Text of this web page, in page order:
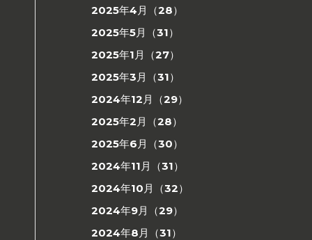
2025年4月（28）
2025年5月（31）
2025年1月（27）
2025年3月（31）
2024年12月（29）
2025年2月（28）
2025年6月（30）
2024年11月（31）
2024年10月（32）
2024年9月（29）
2024年8月（31）